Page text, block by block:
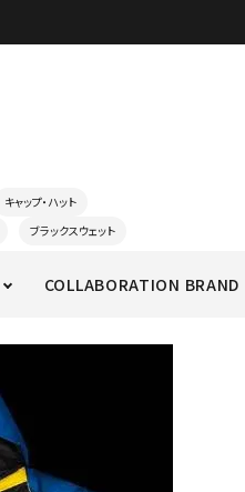
キャップ・ハット
ブラックスウェット
COLLABORATION BRAND